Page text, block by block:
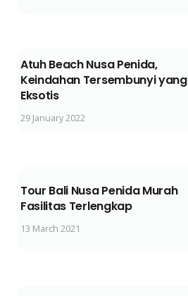
Atuh Beach Nusa Penida,
Keindahan Tersembunyi yang
Eksotis
29 January 2022
Tour Bali Nusa Penida Murah
Fasilitas Terlengkap
13 March 2021